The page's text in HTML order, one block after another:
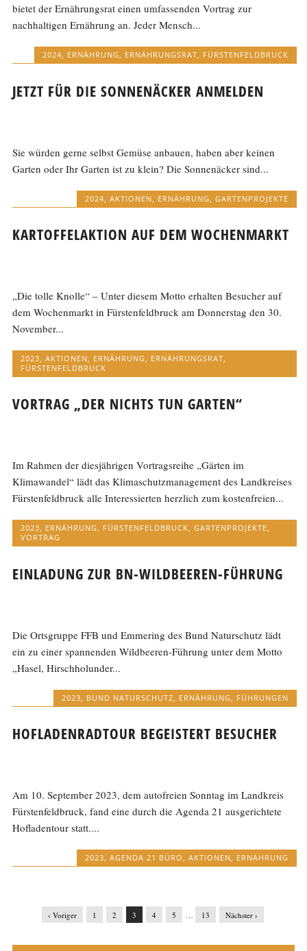
bietet der Ernährungsrat einen umfassenden Vortrag zur
nachhaltigen Ernährung an. Jeder Mensch...
2024, ERNÄHRUNG, ERNÄHRUNGSRAT, FÜRSTENFELDBRUCK
JETZT FÜR DIE SONNENÄCKER ANMELDEN
Sie würden gerne selbst Gemüse anbauen, haben aber keinen
Garten oder Ihr Garten ist zu klein? Die Sonnenäcker sind...
2024 AKTIONEN ERNÄHRUNG GARTENPROJEKTE
KARTOFFELAKTION AUF DEM WOCHENMARKT
„Die tolle Knolle“ – Unter diesem Motto erhalten Besucher auf
dem Wochenmarkt in Fürstenfeldbruck am Donnerstag den 30.
November...
2023,AKTIONEN, ERNÄHRUNG, ERNÄHRUNGSRAT,
FÜRSTENFELDBRUCK
VORTRAG „DER NICHTS TUN GARTEN“
Im Rahmen der diesjährigen Vortragsreihe „Gärten im
Klimawandel“ lädt das Klimaschutzmanagement des Landkreises
Fürstenfeldbruck alle Interessierten herzlich zum kostenfreien...
2023, ERNÄHRUNG, FÜRSTENFELDBRUCK,GARTENPROJEKTE,
VORTRAG
EINLADUNG ZUR BN-WILDBEEREN-FÜHRUNG
Die Ortsgruppe FFB und Emmering des Bund Naturschutz lädt
ein zu einer spannenden Wildbeeren-Führung unter dem Motto
„Hasel, Hirschholunder...
2023 BUND NATURSCHUTZ ERNÄHRUNG FÜHRUNGEN
HOFLADENRADTOUR BEGEISTERT BESUCHER
Am 10. September 2023, dem autofreien Sonntag im Landkreis
Fürstenfeldbruck, fand eine durch die Agenda 21 ausgerichtete
Hofladentour statt....
2023, AGENDA 21 BÜRO, AKTIONEN, ERNÄHRUNG
‹ Voriger 1 2 3 4 5 … 13 Nächster ›